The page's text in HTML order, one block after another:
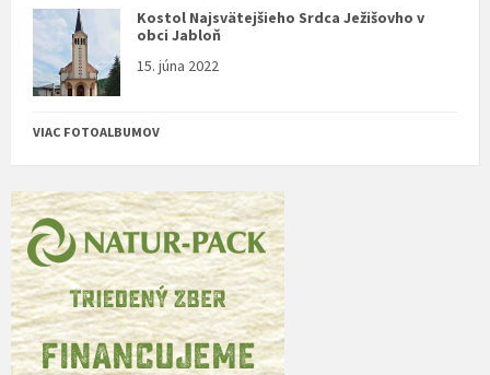
Kostol Najsvätejšieho Srdca Ježišovho v
obci Jabloň
15. júna 2022
VIAC FOTOALBUMOV